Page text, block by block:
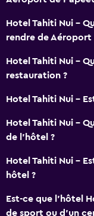
Machine à café/thé
Réfrigérateur
Espace repas
Prestations de base
Internet
Ventilateur
Articles de toilette
Climatisé
Hotel Tahiti Nui -
rendre de Aéroport
Hotel Tahiti Nui -
restauration ?
Hotel Tahiti Nui -
Hotel Tahiti Nui -
de l’hôtel ?
Hotel Tahiti Nui -
hôtel ?
Est-ce que l’hôtel
de sport ou d’un